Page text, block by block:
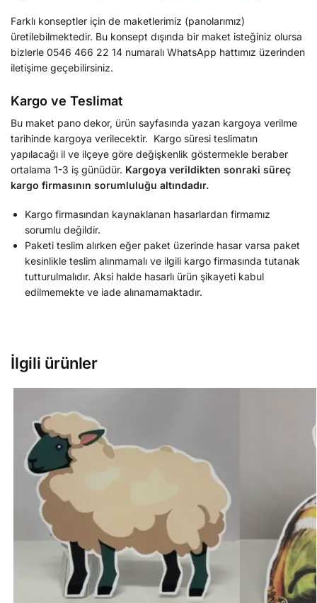
Farklı konseptler için de maketlerimiz (panolarımız)
üretilebilmektedir. Bu konsept dışında bir maket isteğiniz olursa
bizlerle 0546 466 22 14 numaralı WhatsApp hattımız üzerinden
iletişime geçebilirsiniz.
Kargo ve Teslimat
Bu maket pano dekor, ürün sayfasında yazan kargoya verilme
tarihinde kargoya verilecektir. Kargo süresi teslimatın
yapılacağı il ve ilçeye göre değişkenlik göstermekle beraber
ortalama 1-3 iş günüdür. Kargoya verildikten sonraki süreç
kargo firmasının sorumluluğu altındadır.
Kargo firmasından kaynaklanan hasarlardan firmamız
sorumlu değildir.
Paketi teslim alırken eğer paket üzerinde hasar varsa paket
kesinlikle teslim alınmamalı ve ilgili kargo firmasında tutanak
tutturulmalıdır. Aksi halde hasarlı ürün şikayeti kabul
edilmemekte ve iade alınamamaktadır.
İlgili ürünler